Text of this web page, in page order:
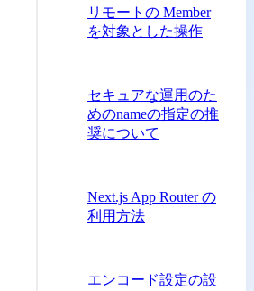
リモートの Member
を対象とした操作
セキュアな運用のた
めのnameの指定の推
奨について
Next.js App Router の
利用方法
エンコード設定の設